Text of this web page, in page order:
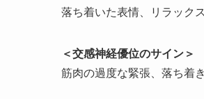
落ち着いた表情、リラック
＜交感神経優位のサイン＞
筋肉の過度な緊張、落ち着